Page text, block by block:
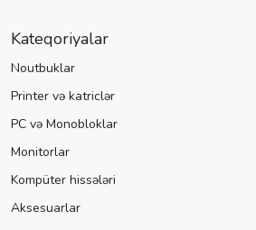
Kateqoriyalar
Noutbuklar
Printer və katriclər
PC və Monobloklar
Monitorlar
Kompüter hissələri
Aksesuarlar